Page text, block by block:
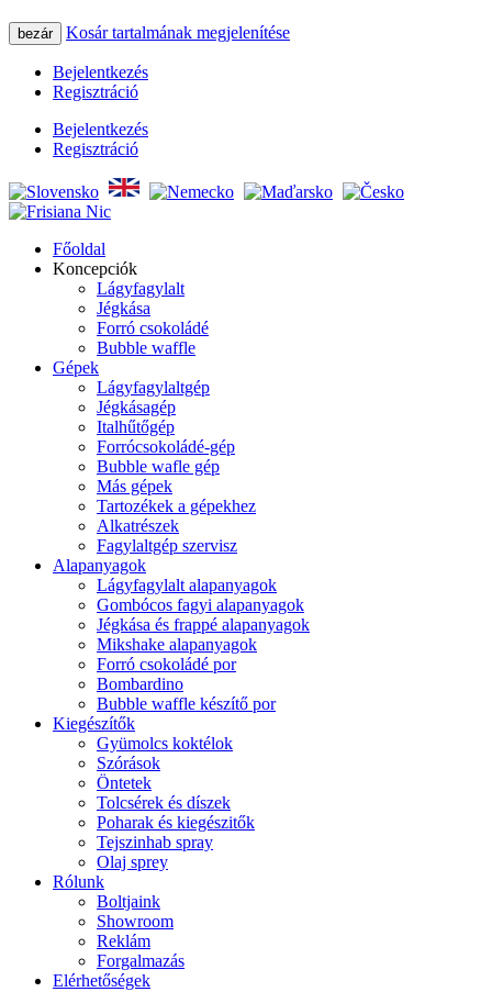
bezár Kosár tartalmának megjelenítése
Bejelentkezés
Regisztráció
Bejelentkezés
Regisztráció
Főoldal
Koncepciók
Lágyfagylalt
Jégkása
Forró csokoládé
Bubble waffle
Gépek
Lágyfagylaltgép
Jégkásagép
Italhűtőgép
Forrócsokoládé-gép
Bubble wafle gép
Más gépek
Tartozékek a gépekhez
Alkatrészek
Fagylaltgép szervisz
Alapanyagok
Lágyfagylalt alapanyagok
Gombócos fagyi alapanyagok
Jégkása és frappé alapanyagok
Mikshake alapanyagok
Forró csokoládé por
Bombardino
Bubble waffle készítő por
Kiegészítők
Gyümolcs koktélok
Szórások
Öntetek
Tolcsérek és díszek
Poharak és kiegészitők
Tejszinhab spray
Olaj sprey
Rólunk
Boltjaink
Showroom
Reklám
Forgalmazás
Elérhetőségek